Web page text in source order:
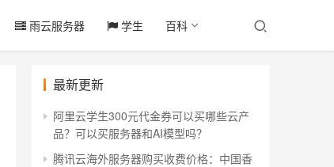
雨云服务器 学生 百科
最新更新
阿里云学生300元代金券可以买哪些云产
品？可以买服务器和AI模型吗？
腾讯云海外服务器购买收费价格：中国香